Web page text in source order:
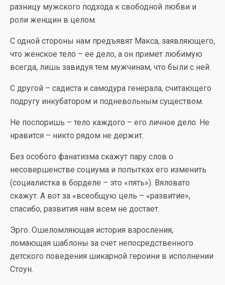
разницу мужского подхода к свободной любви и
роли женщин в целом.
С одной стороны нам предъявят Макса, заявляющего,
что женское тело – ее дело, а он примет любимую
всегда, лишь завидуя тем мужчинам, что были с ней.
С другой – садиста и самодура генерала, считающего
подругу инкубатором и подневольным существом.
Не поспоришь – тело каждого – его личное дело. Не
нравится – никто рядом не держит.
Без особого фанатизма скажут пару слов о
несовершенстве социума и попытках его изменить
(социалистка в борделе – это «пять»). Вяловато
скажут. А вот за «всеобщую цель – «развитие»,
спасибо, развития нам всем не достает.
Эрго. Ошеломляющая история взросления,
ломающая шаблоны за счет непосредственного
детского поведения шикарной героини в исполнении
Стоун.